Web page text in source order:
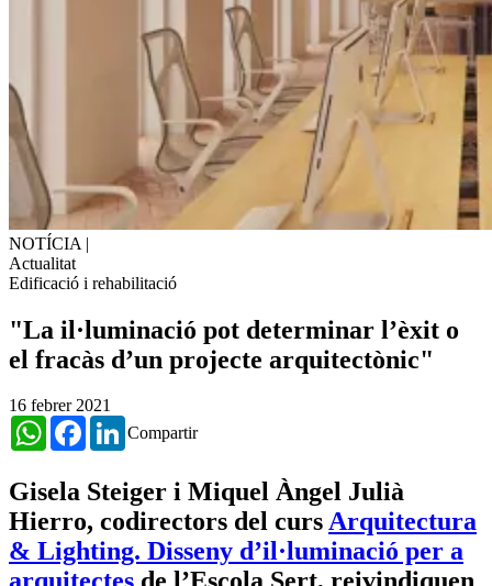
NOTÍCIA |
Actualitat
Edificació i rehabilitació
"La il·luminació pot determinar l’èxit o
el fracàs d’un projecte arquitectònic"
16 febrer 2021
Compartir
WhatsAppFacebookLinkedIn
Gisela Steiger i Miquel Àngel Julià
Hierro, codirectors del cursArquitectura
& Lighting. Disseny d’il·luminació per a